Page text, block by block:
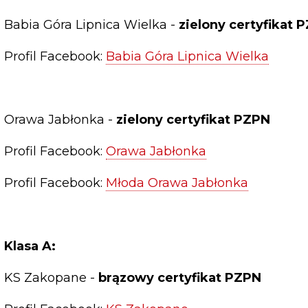
Babia Góra Lipnica Wielka - zielony certyfikat
Profil Facebook: Babia Góra Lipnica Wielka
Orawa Jabłonka - zielony certyfikat PZPN
Profil Facebook: Orawa Jabłonka
Profil Facebook: Młoda Orawa Jabłonka
Klasa A:
KS Zakopane - brązowy certyfikat PZPN